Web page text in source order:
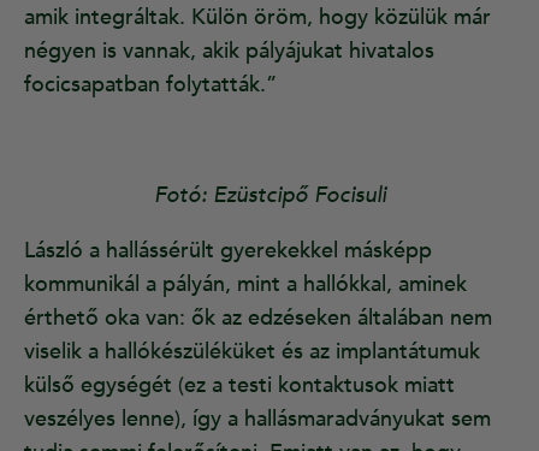
amik integráltak. Külön öröm, hogy közülük már
négyen is vannak, akik pályájukat hivatalos
focicsapatban folytatták.”
Fotó: Ezüstcipő Focisuli
László a hallássérült gyerekekkel másképp
kommunikál a pályán, mint a hallókkal, aminek
érthető oka van: ők az edzéseken általában nem
viselik a hallókészüléküket és az implantátumuk
külső egységét (ez a testi kontaktusok miatt
veszélyes lenne), így a hallásmaradványukat sem